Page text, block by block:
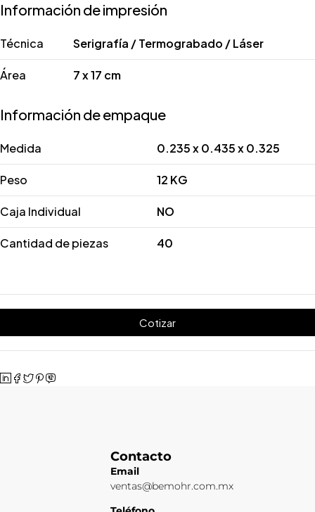
Información de impresión
Técnica Serigrafía / Termograbado / Láser
Área 7 x 17 cm
Información de empaque
Medida 0.235 x 0.435 x 0.325
Peso 12 KG
Caja Individual NO
Cantidad de piezas 40
Cotizar
Contacto
Email
ventas@bemohr.com.mx